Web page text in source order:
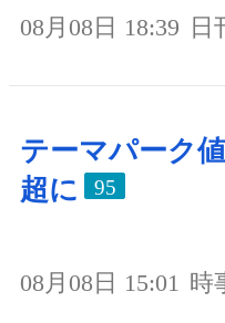
08月08日 18:39 日
テーマパーク
超に
95
08月08日 15:01 時